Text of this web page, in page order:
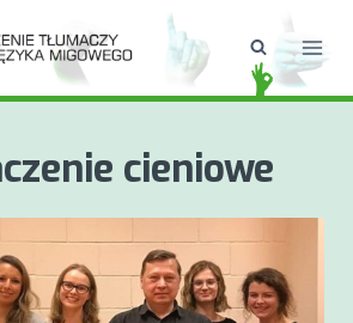
cieniowe